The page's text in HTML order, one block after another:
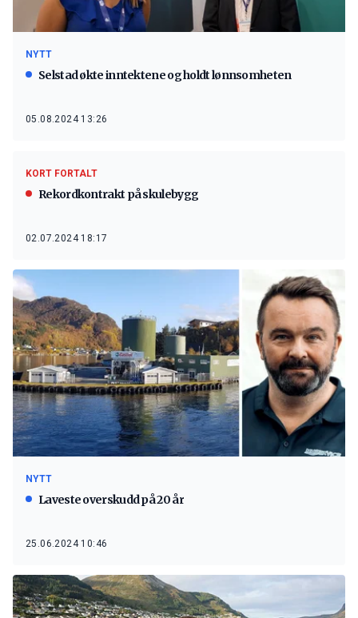
NYTT
Selstad økte inntektene og holdt lønnsomheten
05.08.2024 13:26
KORT FORTALT
Rekordkontrakt på skulebygg
02.07.2024 18:17
NYTT
Laveste overskudd på 20 år
25.06.2024 10:46